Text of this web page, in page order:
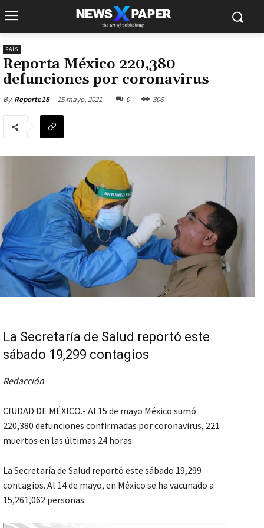
PAÍS
Reporta México 220,380
defunciones por coronavirus
By Reporte18 15 mayo, 2021 0 306
La Secretaría de Salud reportó este
sábado 19,299 contagios
Redacción
CIUDAD DE MÉXICO.- Al 15 de mayo México sumó
220,380 defunciones confirmadas por coronavirus, 221
muertos en las últimas 24 horas.
La Secretaría de Salud reportó este sábado 19,299
contagios. Al 14 de mayo, en México se ha vacunado a
15,261,062 personas.